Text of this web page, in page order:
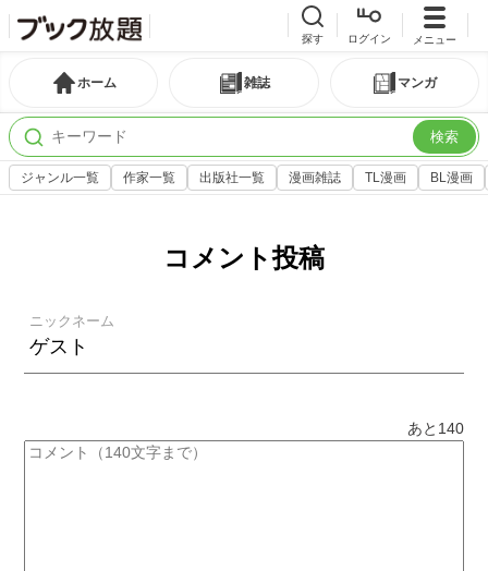
探す ログイン メニュー
ホーム 雑誌 マンガ
検索
ジャンル一覧 作家一覧 出版社一覧 漫画雑誌 TL漫画 BL漫画
コメント投稿
ニックネーム
あと 140